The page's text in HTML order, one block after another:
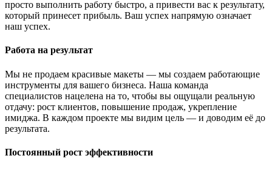
просто выполнить работу быстро, а привести вас к результату,
который принесет прибыль. Ваш успех напрямую означает
наш успех.
Работа на результат
Мы не продаем красивые макеты — мы создаем работающие
инструменты для вашего бизнеса. Наша команда
специалистов нацелена на то, чтобы вы ощущали реальную
отдачу: рост клиентов, повышение продаж, укрепление
имиджа. В каждом проекте мы видим цель — и доводим её до
результата.
Постоянный рост эффективности